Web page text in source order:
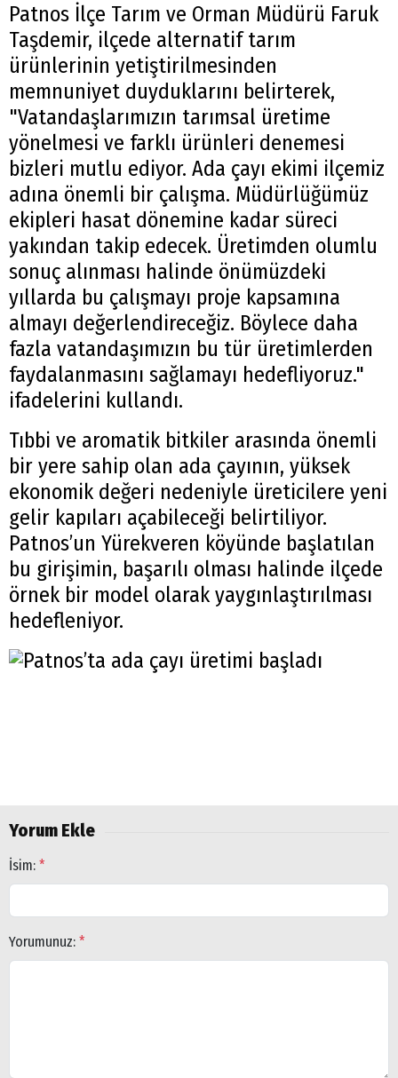
Patnos İlçe Tarım ve Orman Müdürü Faruk
Taşdemir, ilçede alternatif tarım
ürünlerinin yetiştirilmesinden
memnuniyet duyduklarını belirterek,
"Vatandaşlarımızın tarımsal üretime
yönelmesi ve farklı ürünleri denemesi
bizleri mutlu ediyor. Ada çayı ekimi ilçemiz
adına önemli bir çalışma. Müdürlüğümüz
ekipleri hasat dönemine kadar süreci
yakından takip edecek. Üretimden olumlu
sonuç alınması halinde önümüzdeki
yıllarda bu çalışmayı proje kapsamına
almayı değerlendireceğiz. Böylece daha
fazla vatandaşımızın bu tür üretimlerden
faydalanmasını sağlamayı hedefliyoruz."
ifadelerini kullandı.
Tıbbi ve aromatik bitkiler arasında önemli
bir yere sahip olan ada çayının, yüksek
ekonomik değeri nedeniyle üreticilere yeni
gelir kapıları açabileceği belirtiliyor.
Patnos’un Yürekveren köyünde başlatılan
bu girişimin, başarılı olması halinde ilçede
örnek bir model olarak yaygınlaştırılması
hedefleniyor.
Yorum Ekle
İsim: *
Yorumunuz: *